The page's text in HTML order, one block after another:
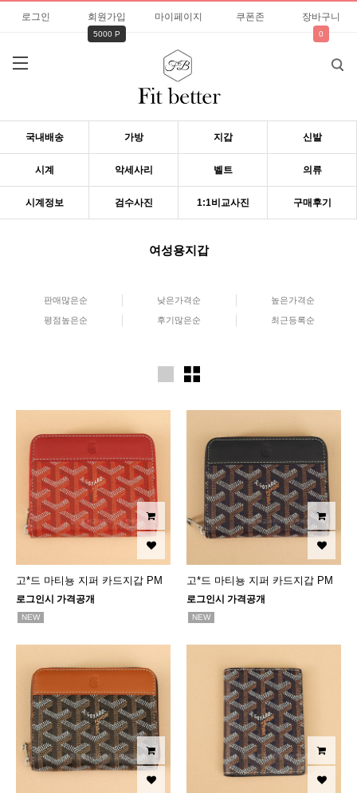
로그인 회원가입
5000 P
마이페이지 쿠폰존 장바구니
0
국내배송 가방 지갑 신발
시계 악세사리 벨트 의류
시계정보 검수사진 1:1비교사진 구매후기
여성용지갑
판매많은순 낮은가격순 높은가격순
평점높은순 후기많은순 최근등록순
고*드 마티뇽 지퍼 카드지갑 PM
로그인시 가격공개
NEW
고*드 마티뇽 지퍼 카드지갑 PM
로그인시 가격공개
NEW